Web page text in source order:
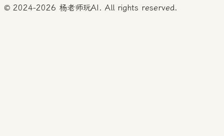
© 2024-2026 杨老师玩AI. All rights reserved.